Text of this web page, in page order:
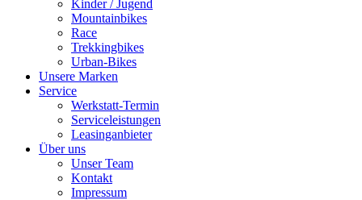
Kinder / Jugend
Mountainbikes
Race
Trekkingbikes
Urban-Bikes
Unsere Marken
Service
Werkstatt-Termin
Serviceleistungen
Leasinganbieter
Über uns
Unser Team
Kontakt
Impressum